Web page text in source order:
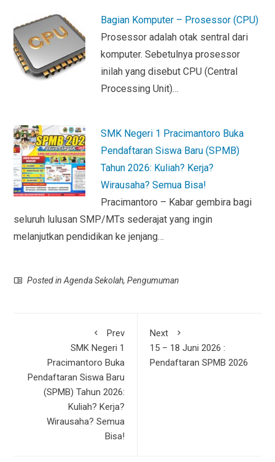
Bagian Komputer – Prosessor (CPU)
Prosessor adalah otak sentral dari
komputer. Sebetulnya prosessor
inilah yang disebut CPU (Central
Processing Unit)…
SMK Negeri 1 Pracimantoro Buka
Pendaftaran Siswa Baru (SPMB)
Tahun 2026: Kuliah? Kerja?
Wirausaha? Semua Bisa!
Pracimantoro – Kabar gembira bagi
seluruh lulusan SMP/MTs sederajat yang ingin
melanjutkan pendidikan ke jenjang…
Posted inAgenda Sekolah,Pengumuman
Prev
SMK Negeri 1
Pracimantoro Buka
Pendaftaran Siswa Baru
(SPMB) Tahun 2026:
Kuliah? Kerja?
Wirausaha? Semua
Bisa!
Next
15 – 18 Juni 2026 :
Pendaftaran SPMB 2026